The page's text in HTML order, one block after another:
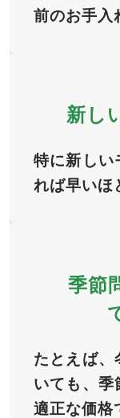
前のお手入
新し
特に新しい
れば早いほ
季節
たとえば、
いても、季
適正な価格